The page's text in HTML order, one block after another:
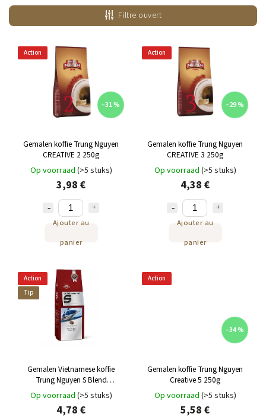
Le plus cher
Bestsellers
Alphabétiquement
Filtre ouvert
Action
–31 %
Gemalen koffie Trung Nguyen
CREATIVE 2 250g
Op voorraad (>5 stuks)
3,98 €
Ajouter au
panier
Action
–29 %
Gemalen koffie Trung Nguyen
CREATIVE 3 250g
Op voorraad (>5 stuks)
4,38 €
Ajouter au
panier
Action
Tip
Gemalen Vietnamese koffie
Trung Nguyen S Blend
CONQUEROR 500g
Op voorraad (>5 stuks)
4,78 €
Action
–34 %
Gemalen koffie Trung Nguyen
Creative 5 250g
Op voorraad (>5 stuks)
5,58 €